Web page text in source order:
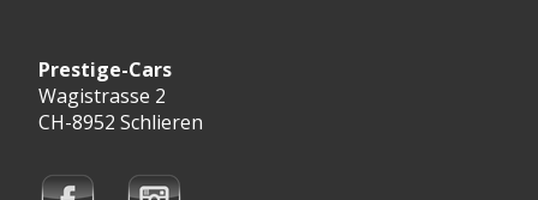
Prestige-Cars
Wagistrasse 2
CH-8952 Schlieren